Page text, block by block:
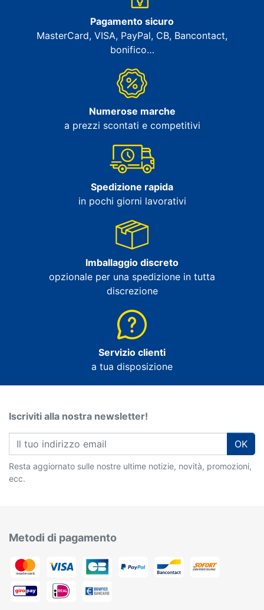
Pagamento sicuro
MasterCard, VISA, PayPal, CB, Bancontact,
bonifico…
Numerose marche
a prezzi scontati e competitivi
Spedizione rapida
in pochi giorni lavorativi
Imballaggio discreto
opzionale per una spedizione in tutta
discrezione
Servizio clienti
a tua disposizione
Iscriviti alla nostra newsletter!
OK
Resta aggiornato sulle nostre ultime notizie, novità, promozioni,
ecc.
Metodi di pagamento